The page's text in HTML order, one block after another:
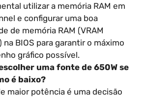
utilizar a memória RAM em
e configurar uma boa
de memória RAM (VRAM
na BIOS para garantir o máximo
gráfico possível.
uma fonte de 650W se
é baixo?
maior potência é uma decisão